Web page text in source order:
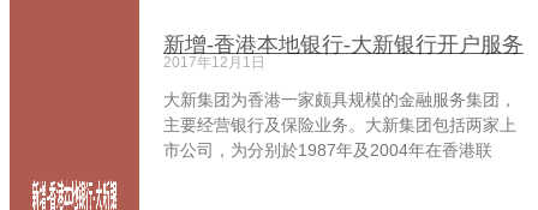
新增-香港本地银行-大新银行开户服务
2017年12月1日
大新集团为香港一家颇具规模的金融服务集团，
主要经营银行及保险业务。大新集团包括两家上
市公司，为分别於1987年及2004年在香港联